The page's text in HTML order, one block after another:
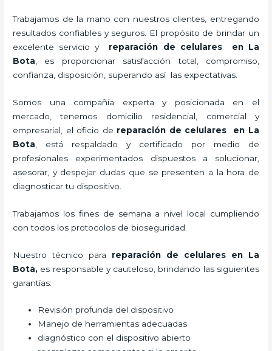
Trabajamos de la mano con nuestros clientes, entregando
resultados confiables y seguros. El propósito de brindar un
excelente servicio y reparación de celularesen La
Bota , es proporcionar satisfacción total, compromiso,
confianza, disposición, superando así las expectativas.
Somos una compañía experta y posicionada en el
mercado, tenemos domicilio residencial, comercial y
empresarial, el oficio de reparación de celulares en La
Bota , está respaldado y certificado por medio de
profesionales experimentados dispuestos a solucionar,
asesorar, y despejar dudas que se presenten a la hora de
diagnosticar tu dispositivo.
Trabajamos los fines de semana a nivel local cumpliendo
con todos los protocolos de bioseguridad.
Nuestro técnico para reparación de celulares en La
Bota, es responsable y cauteloso, brindando las siguientes
garantías:
Revisión profunda del dispositivo
Manejo de herramientas adecuadas
diagnóstico con el dispositivo abierto